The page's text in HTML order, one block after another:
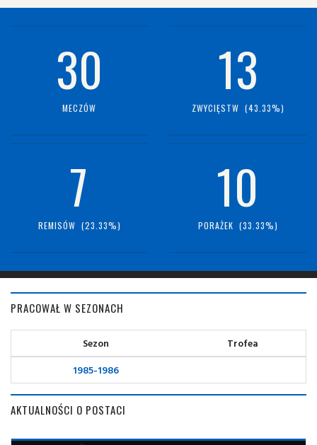
30
MECZÓW
13
ZWYCIĘSTW (43.33%)
7
REMISÓW (23.33%)
10
PORAŻEK (33.33%)
PRACOWAŁ W SEZONACH
Sezon
Trofea
1985-1986
AKTUALNOŚCI O POSTACI